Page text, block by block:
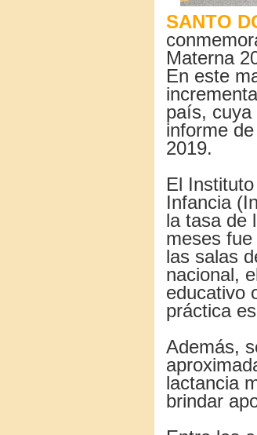
SANTO
Materna
En este
país, cuya
informe
2019.
El
Infancia
la tasa de
meses
las salas
nacional,
educativo
práctica
Además,
lactancia
brindar